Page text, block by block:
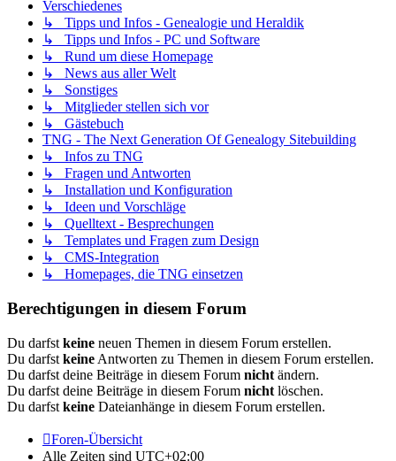
Verschiedenes
↳ Tipps und Infos - Genealogie und Heraldik
↳ Tipps und Infos - PC und Software
↳ Rund um diese Homepage
↳ News aus aller Welt
↳ Sonstiges
↳ Mitglieder stellen sich vor
↳ Gästebuch
TNG - The Next Generation Of Genealogy Sitebuilding
↳ Infos zu TNG
↳ Fragen und Antworten
↳ Installation und Konfiguration
↳ Ideen und Vorschläge
↳ Quelltext - Besprechungen
↳ Templates und Fragen zum Design
↳ CMS-Integration
↳ Homepages, die TNG einsetzen
Berechtigungen in diesem Forum
Du darfst keine neuen Themen in diesem Forum erstellen.
Du darfst keine Antworten zu Themen in diesem Forum erstellen.
Du darfst deine Beiträge in diesem Forum nicht ändern.
Du darfst deine Beiträge in diesem Forum nicht löschen.
Du darfst keine Dateianhänge in diesem Forum erstellen.
Foren-Übersicht
Alle Zeiten sind UTC+02:00